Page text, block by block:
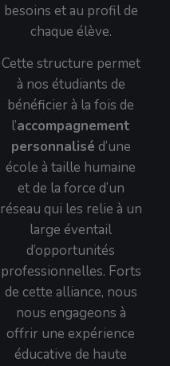
besoins et au profil de
chaque élève.
Cette structure permet
à nos étudiants de
bénéficier à la fois de
l’accompagnement
personnalisé d’une
école à taille humaine
et de la force d’un
réseau qui les relie à un
large éventail
d’opportunités
professionnelles. Forts
de cette alliance, nous
nous engageons à
offrir une expérience
éducative de haute